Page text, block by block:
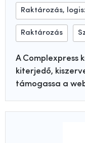
Raktározás,
Raktározás
A Complexpress
kiterjedő,
támogassa a